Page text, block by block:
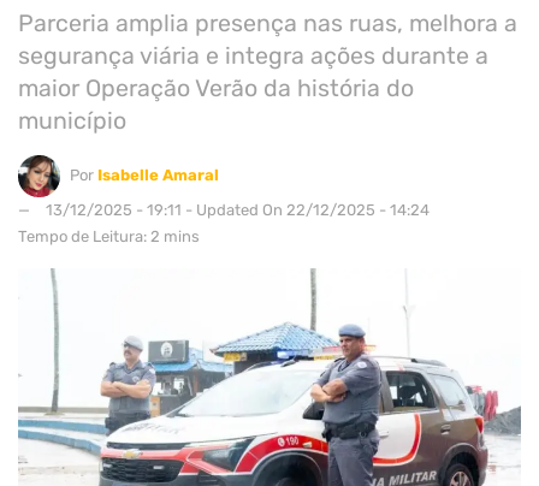
Parceria amplia presença nas ruas, melhora a
segurança viária e integra ações durante a
maior Operação Verão da história do
município
Por Isabelle Amaral
13/12/2025 - 19:11 - Updated On 22/12/2025 - 14:24
Tempo de Leitura: 2 mins